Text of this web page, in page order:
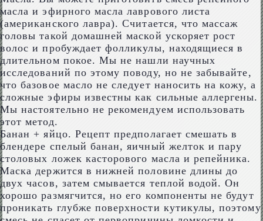
масла и эфирного масла лаврового листа
(американского лавра). Считается, что массаж
головы такой домашней маской ускоряет рост
волос и пробуждает фолликулы, находящиеся в
длительном покое. Мы не нашли научных
исследований по этому поводу, но не забывайте,
что базовое масло не следует наносить на кожу, а
сложные эфиры известны как сильные аллергены.
Мы настоятельно не рекомендуем использовать
этот метод.
Банан + яйцо. Рецепт предполагает смешать в
блендере спелый банан, яичный желток и пару
столовых ложек касторового масла и репейника.
Маска держится в нижней половине длины до
двух часов, затем смывается теплой водой. Он
хорошо размягчится, но его компоненты не будут
проникать глубже поверхности кутикулы, поэтому